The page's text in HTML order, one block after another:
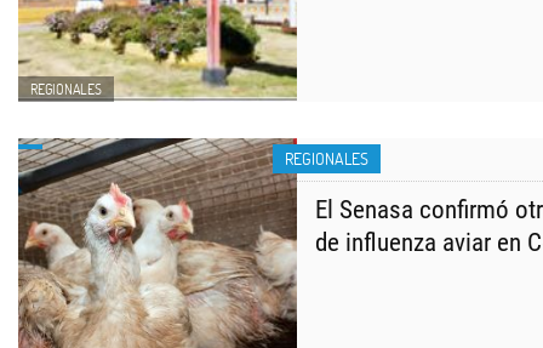
REGIONALES
REGIONALES
El Senasa confirmó
de influenza aviar en